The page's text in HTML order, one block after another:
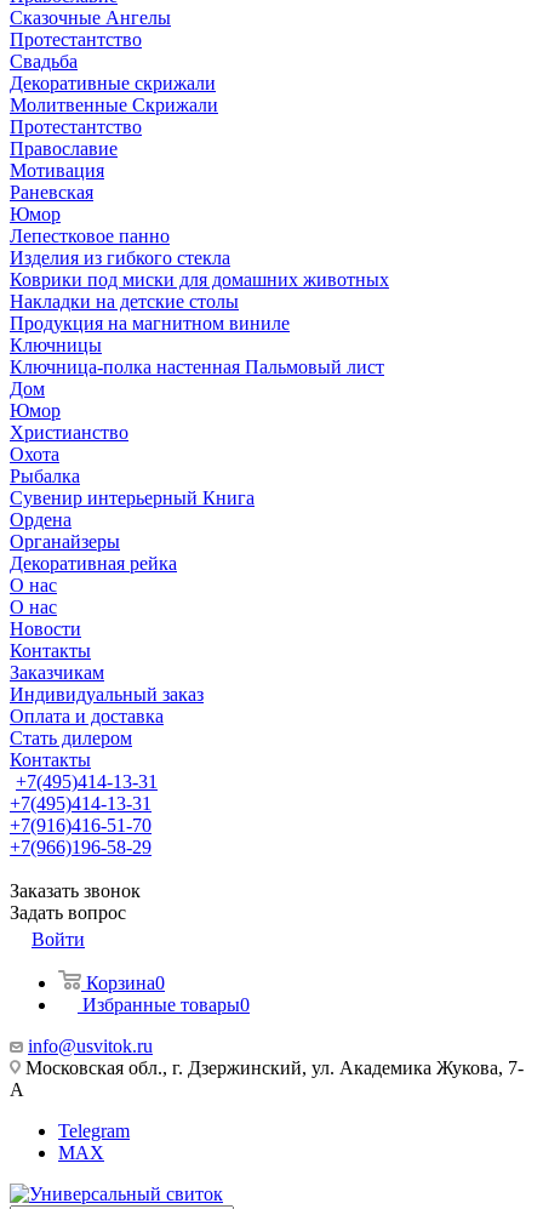
Сказочные Ангелы
Протестантство
Свадьба
Декоративные скрижали
Молитвенные Скрижали
Протестантство
Православие
Мотивация
Раневская
Юмор
Лепестковое панно
Изделия из гибкого стекла
Коврики под миски для домашних животных
Накладки на детские столы
Продукция на магнитном виниле
Ключницы
Ключница-полка настенная Пальмовый лист
Дом
Юмор
Христианство
Охота
Рыбалка
Сувенир интерьерный Книга
Ордена
Органайзеры
Декоративная рейка
О нас
О нас
Новости
Контакты
Заказчикам
Индивидуальный заказ
Оплата и доставка
Стать дилером
Контакты
+7(495)414-13-31
+7(495)414-13-31
+7(916)416-51-70
+7(966)196-58-29
Заказать звонок
Задать вопрос
Войти
Корзина0
Избранные товары0
info@usvitok.ru
Московская обл., г. Дзержинский, ул. Академика Жукова, 7-
А
Telegram
MAX